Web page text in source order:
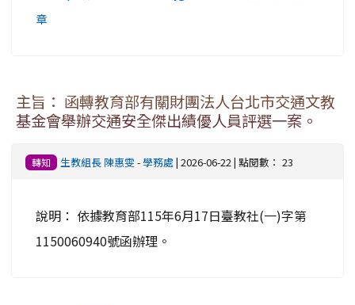
章
主旨： 函轉教育部有關財團法人台北市交通文教
基金會舉辦交通安全傑出績優人員評選一案。
轉知 生教組長 陳惠雯 -學務處 | 2026-06-22 | 點閱數： 23
說明： 依據教育部115年6月17日臺教社(一)字第
1150060940號函辦理。